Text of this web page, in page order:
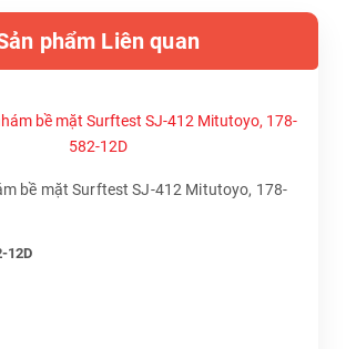
phẩm Liên quan
bề mặt Surftest SJ-412 Mitutoyo, 178-
12D